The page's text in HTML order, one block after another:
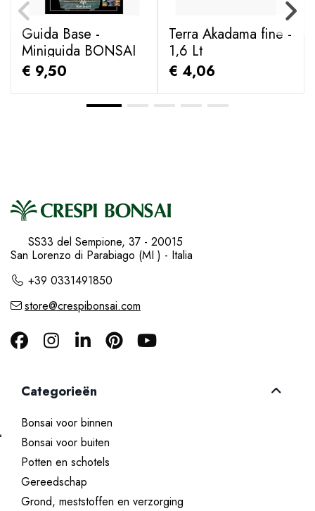
Guida Base -
Miniguida BONSAI
& news
€ 9,50
Terra Akadama fine -
1,6 Lt
€ 4,06
SS33 del Sempione, 37 - 20015
San Lorenzo di Parabiago (MI ) - Italia
+39 0331491850
store@crespibonsai.com
Categorieën
Bonsai voor binnen
Bonsai voor buiten
Potten en schotels
Gereedschap
Grond, meststoffen en verzorging